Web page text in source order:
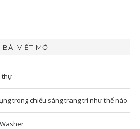
BÀI VIẾT MỚI
thự
trong chiếu sáng trang trí như thế nào